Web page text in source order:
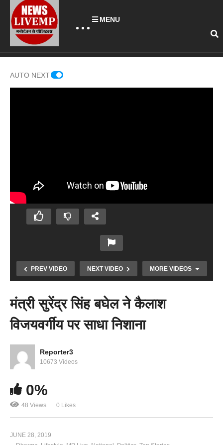
MENU
AUTO NEXT
PREV VIDEO NEXT VIDEO MORE VIDEOS
दिया इस्तीफा
मंत्री सुरेंद्र सिंह बघेल ने कैलाश
विजयवर्गीय पर साधा निशाना
Reporter3
10673 Videos
0%
48 Views 0 Likes
JUNE 28, 2019